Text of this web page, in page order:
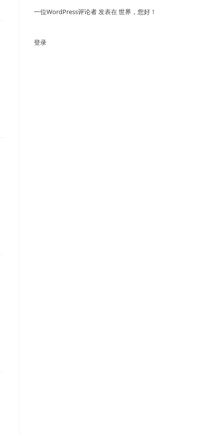
一位WordPress评论者发表在世界，您好！
登录